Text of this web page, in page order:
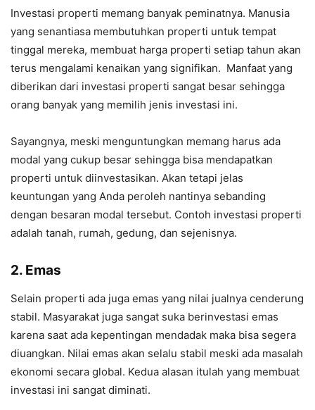
Investasi properti memang banyak peminatnya. Manusia
yang senantiasa membutuhkan properti untuk tempat
tinggal mereka, membuat harga properti setiap tahun akan
terus mengalami kenaikan yang signifikan. Manfaat yang
diberikan dari investasi properti sangat besar sehingga
orang banyak yang memilih jenis investasi ini.
Sayangnya, meski menguntungkan memang harus ada
modal yang cukup besar sehingga bisa mendapatkan
properti untuk diinvestasikan. Akan tetapi jelas
keuntungan yang Anda peroleh nantinya sebanding
dengan besaran modal tersebut. Contoh investasi properti
adalah tanah, rumah, gedung, dan sejenisnya.
2. Emas
Selain properti ada juga emas yang nilai jualnya cenderung
stabil. Masyarakat juga sangat suka berinvestasi emas
karena saat ada kepentingan mendadak maka bisa segera
diuangkan. Nilai emas akan selalu stabil meski ada masalah
ekonomi secara global. Kedua alasan itulah yang membuat
investasi ini sangat diminati.